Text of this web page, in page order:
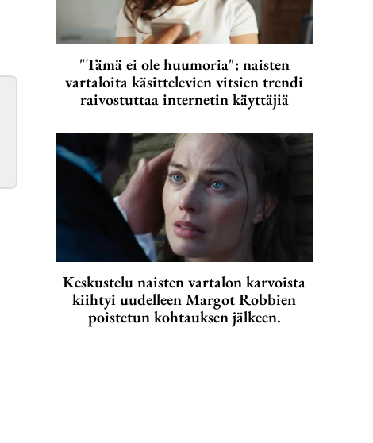
"Tämä ei ole huumoria": naisten
vartaloita käsittelevien vitsien trendi
raivostuttaa internetin käyttäjiä
Keskustelu naisten vartalon karvoista
kiihtyi uudelleen Margot Robbien
poistetun kohtauksen jälkeen.